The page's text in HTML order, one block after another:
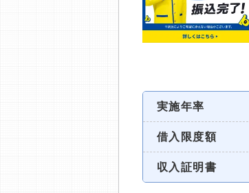
実施年率
借入限度額
収入証明書